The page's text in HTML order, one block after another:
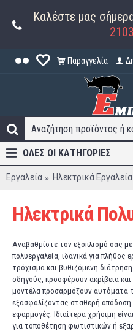
Καλέστε μας
Παραγγελία
ΟΛΕΣ ΟΙ ΚΑΤΗΓΟΡΊΕΣ
Εργαλεία Ηλεκτρικά Εργαλεία
Ηλεκτρικά
Αναβαθμίστε τον εξοπλισμό σας
πολυεργαλεία, ιδανικά για
τρόχισμα και βυθιζόμενη
οδηγούς, προσφέρουν ακρίβεια
μοντέλα προσαρμόζουν αυτόματα
εξασφαλίζοντας σταθερή απόδοση
εφαρμογές. Ιδιαίτερα χρήσιμη
για τοποθέτηση φωτιστικών ή